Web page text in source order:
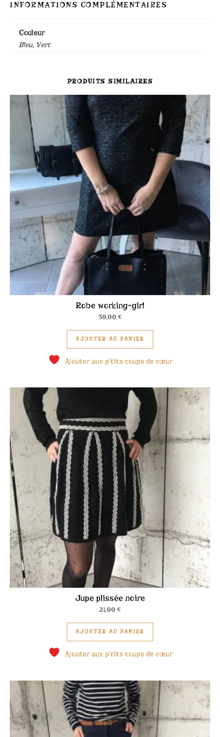
INFORMATIONS COMPLÉMENTAIRES
Couleur
Bleu, Vert
PRODUITS SIMILAIRES
Robe working-girl
39,00 €
AJOUTER AU PANIER
Ajouter aux p'tits coups de cœur
Jupe plissée noire
21,00 €
AJOUTER AU PANIER
Ajouter aux p'tits coups de cœur